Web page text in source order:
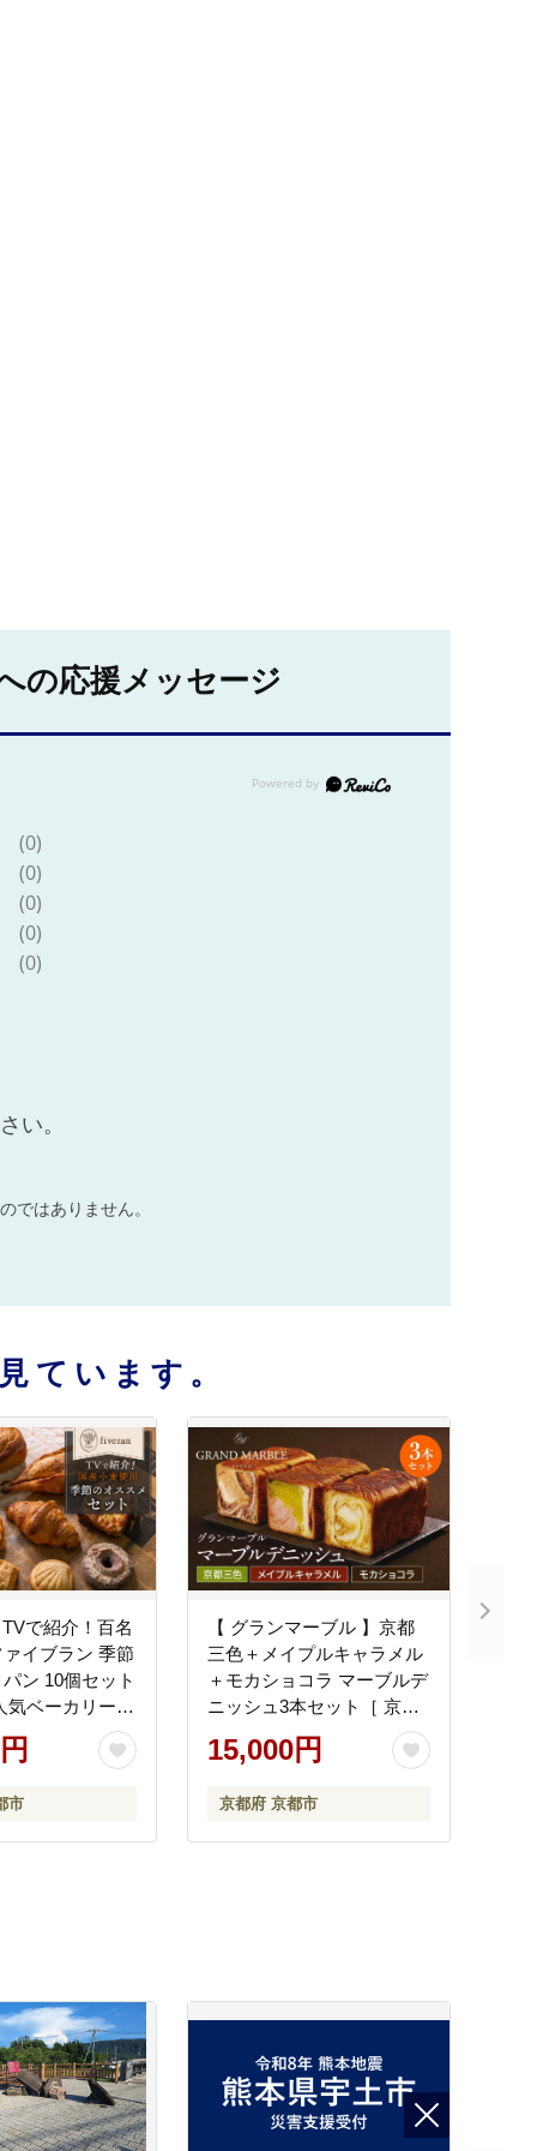
の応援メッセージ
(0)
(0)
(0)
(0)
(0)
い。
ではありません。
ています。
TVで紹介！百名
イブラン 季節
ン 10個セット
気ベーカリー
かせパンセット
京都でも人気
産小麦使用 冷
すすめ お取り
市
【 グランマーブル 】京都
三色＋メイプルキャラメル
＋モカショコラ マーブルデ
ニッシュ3本セット［ 京都
パン デニッシュ 食パン 人
気 おすすめ ロングセラー
ト グルメ 食べ比べ 詰め合
わせ セット お取り寄せ ］
15,000円
京都府 京都市